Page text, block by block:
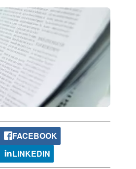
FACEBOOK
LINKEDIN